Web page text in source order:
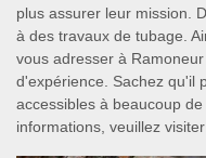
plus assurer leur mission.
à des travaux de tubage.
vous adresser à
d'expérience. Sachez qu'il
accessibles à beaucoup
informations, veuillez